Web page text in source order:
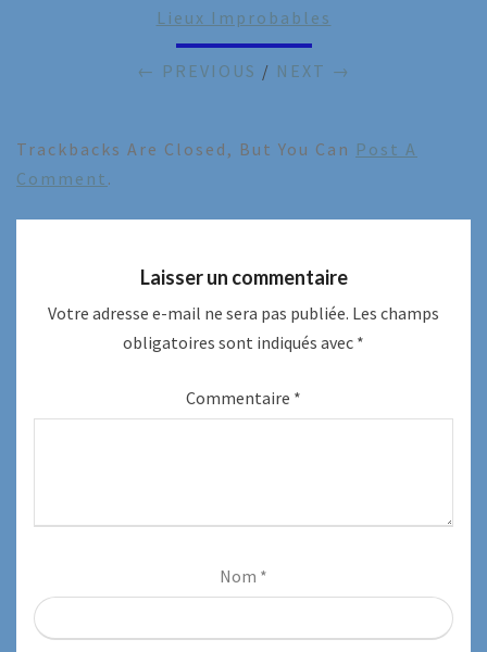
Lieux Improbables
← PREVIOUS / NEXT →
Trackbacks Are Closed, But You Can Post A
Comment .
Laisser un commentaire
Votre adresse e-mail ne sera pas publiée. Les champs
obligatoires sont indiqués avec *
Commentaire *
Nom *